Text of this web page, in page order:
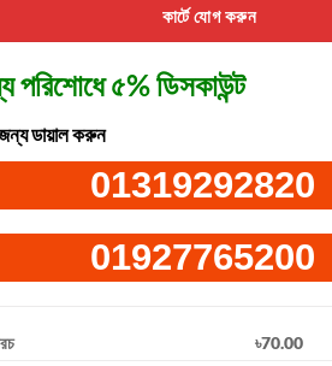
কার্টে যোগ করুন
পরিশোধে ৫% ডিসকাউন্ট
ডায়াল করুন
01319292820
01927765200
৳70.00